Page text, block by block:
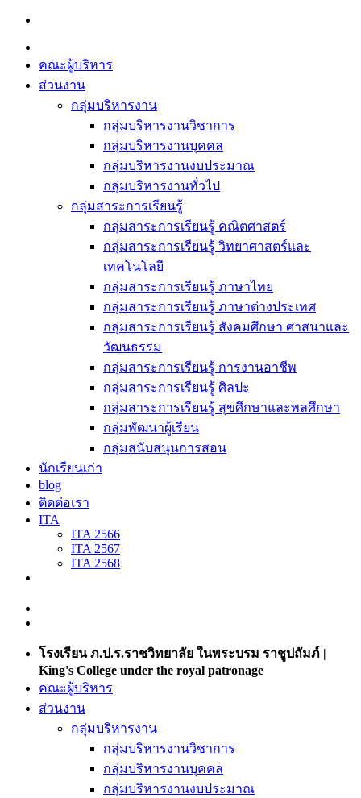
Skip
content
คณะผู้บริหาร
ส่วนงาน
กลุ่มบริหารงาน
กลุ่มบริหารงานวิชาการ
กลุ่มบริหารงานบุคคล
กลุ่มบริหารงานงบประมาณ
กลุ่มบริหารงานทั่วไป
กลุ่มสาระการเรียนรู้
กลุ่มสาระการเรียนรู้ คณิตศาสตร์
กลุ่มสาระการเรียนรู้ วิทยาศาสตร์และ
เทคโนโลยี
กลุ่มสาระการเรียนรู้ ภาษาไทย
กลุ่มสาระการเรียนรู้ ภาษาต่างประเทศ
กลุ่มสาระการเรียนรู้ สังคมศึกษา ศาสนาและ
วัฒนธรรม
กลุ่มสาระการเรียนรู้ การงานอาชีพ
กลุ่มสาระการเรียนรู้ ศิลปะ
กลุ่มสาระการเรียนรู้ สุขศึกษาและพลศึกษา
กลุ่มพัฒนาผู้เรียน
กลุ่มสนับสนุนการสอน
นักเรียนเก่า
blog
ติดต่อเรา
ITA
ITA 2566
ITA 2567
ITA 2568
โรงเรียน ภ.ป.ร.ราชวิทยาลัย ในพระบรม ราชูปถัมภ์ |
King's College under the royal patronage
คณะผู้บริหาร
ส่วนงาน
กลุ่มบริหารงาน
กลุ่มบริหารงานวิชาการ
กลุ่มบริหารงานบุคคล
กลุ่มบริหารงานงบประมาณ